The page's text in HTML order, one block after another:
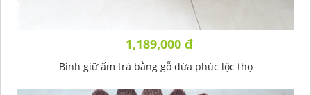
1,189,000 đ
Bình giữ ấm trà bằng gỗ dừa phúc lộc thọ